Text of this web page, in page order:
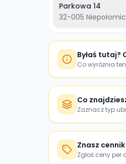
Parkowa 14
32-005
Byłaś tutaj?
Co wyróżnia
Co
Zaznacz typ
Znasz
Zgłoś ceny per